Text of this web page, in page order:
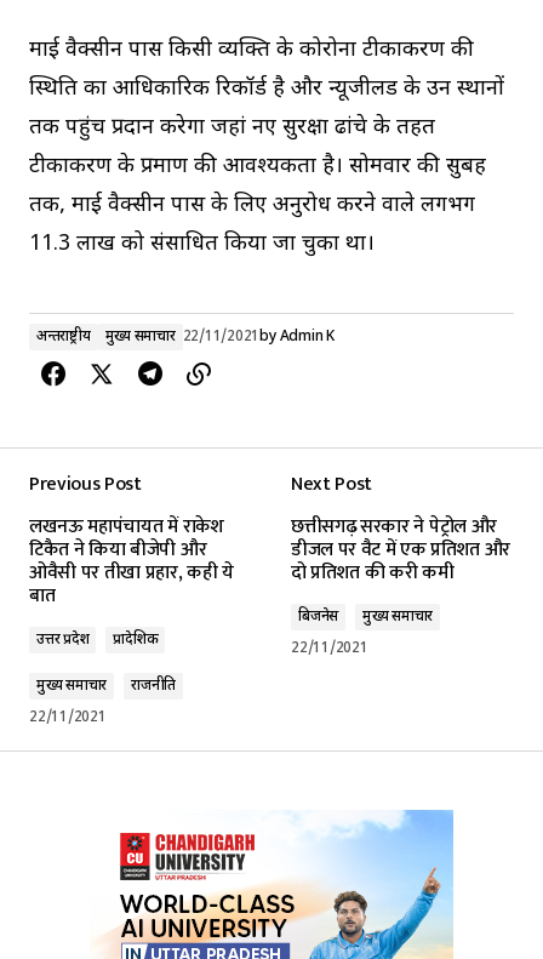
माई वैक्सीन पास किसी व्यक्ति के कोरोना टीकाकरण की
स्थिति का आधिकारिक रिकॉर्ड है और न्यूजीलैंड के उन स्थानों
तक पहुंच प्रदान करेगा जहां नए सुरक्षा ढांचे के तहत
टीकाकरण के प्रमाण की आवश्यकता है। सोमवार की सुबह
तक, माई वैक्सीन पास के लिए अनुरोध करने वाले लगभग
11.3 लाख को संसाधित किया जा चुका था।
अन्तर्राष्ट्रीय मुख्य समाचार 22/11/2021by Admin K
Previous Post
लखनऊ महापंचायत में राकेश
टिकैत ने किया बीजेपी और
ओवैसी पर तीखा प्रहार, कही ये
बात
उत्तर प्रदेश प्रादेशिक
मुख्य समाचार
राजनीति
22/11/2021
Next Post
छत्तीसगढ़ सरकार ने पेट्रोल और
डीजल पर वैट में एक प्रतिशत और
दो प्रतिशत की करी कमी
बिजनेस
मुख्य समाचार
22/11/2021